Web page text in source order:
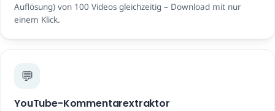
Auflösung) von 100 Videos gleichzeitig – Download mit nur
einem Klick.
💬
YouTube-Kommentarextraktor